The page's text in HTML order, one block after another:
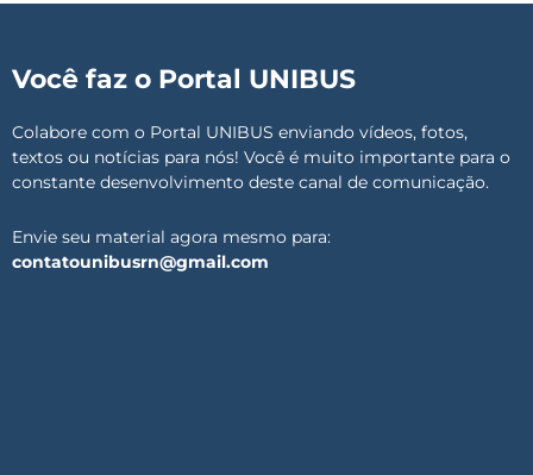
Você faz o Portal UNIBUS
Colabore com o Portal UNIBUS enviando vídeos, fotos,
textos ou notícias para nós! Você é muito importante para o
constante desenvolvimento deste canal de comunicação.
Envie seu material agora mesmo para:
contatounibusrn@gmail.com